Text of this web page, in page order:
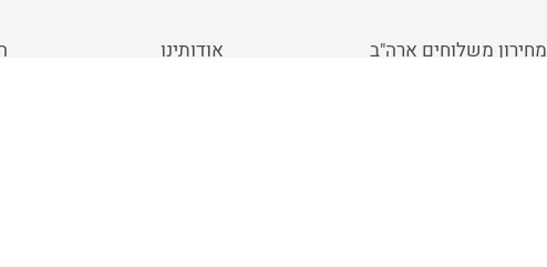
אודותינו
מחירון משלוחים ארה"ב